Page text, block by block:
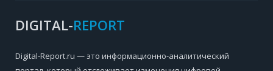
DIGITAL-REPORT
Digital-Report.ru — это информационно-аналитический